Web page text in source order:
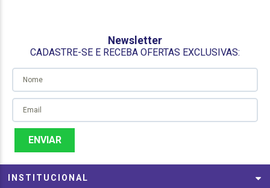
Newsletter
CADASTRE-SE E RECEBA OFERTAS EXCLUSIVAS:
ENVIAR
INSTITUCIONAL